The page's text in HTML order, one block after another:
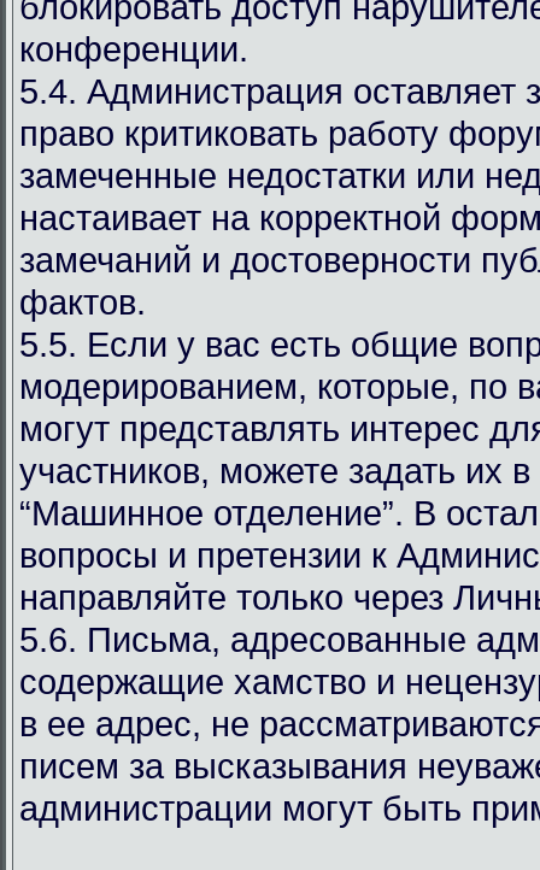
конференции.
5.4. Администрация оставляет
право критиковать работу
замеченные недостатки или
настаивает на корректной
замечаний и достоверности
фактов.
5.5. Если у вас есть общие
модерированием, которые, по
могут представлять интерес
участников, можете задать их
“Машинное отделение”. В
вопросы и претензии к
направляйте только через
5.6. Письма, адресованные
содержащие хамство и
в ее адрес, не
писем за высказывания
администрации могут быть